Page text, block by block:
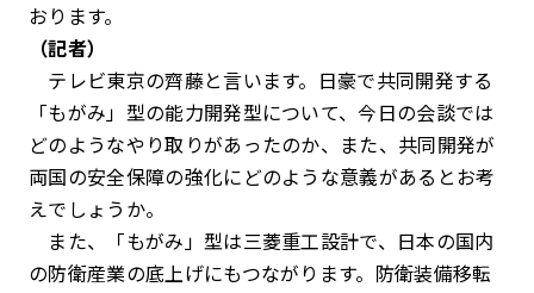
おります。
（記者）
テレビ東京の齊藤と言います。日豪で共同開発する
「もがみ」型の能力開発型について、今日の会談では
どのようなやり取りがあったのか、また、共同開発が
両国の安全保障の強化にどのような意義があるとお考
えでしょうか。
また、「もがみ」型は三菱重工設計で、日本の国内
の防衛産業の底上げにもつながります。防衛装備移転